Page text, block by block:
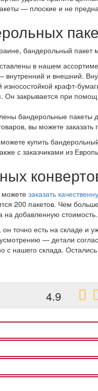
— плоские и не
бандерольный
в нашем
внутренний и внешний.
износостойкой крафт-
закрывается при
бандерольные пакеты
вы можете
купить
с заказчиками из
можете заказать
200 пакетов. Чем
на добавленную стоимость.
точно есть на складе и
— детали
с нашего склада.
4.9